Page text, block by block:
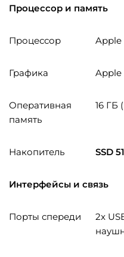
Процессор и память
Процессор Apple
Графика Apple
Оперативная
память
16 ГБ
Накопитель SSD
Интерфейсы и связь
Порты спереди
2x